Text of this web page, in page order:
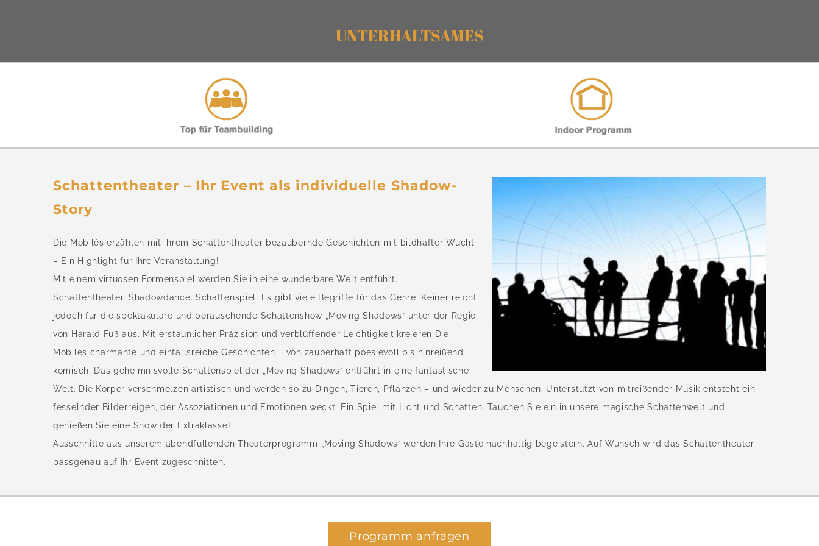
UNTERHALTSAMES
Schattentheater – Ihr Event als individuelle Shadow-
Story
Die Mobilés erzählen mit ihrem Schattentheater bezaubernde Geschichten mit bildhafter Wucht
– Ein Highlight für Ihre Veranstaltung!
Mit einem virtuosen Formenspiel werden Sie in eine wunderbare Welt entführt.
Schattentheater. Shadowdance. Schattenspiel. Es gibt viele Begriffe für das Genre. Keiner reicht
jedoch für die spektakuläre und berauschende Schattenshow „Moving Shadows“ unter der Regie
von Harald Fuß aus. Mit erstaunlicher Präzision und verblüffender Leichtigkeit kreieren Die
Mobilés charmante und einfallsreiche Geschichten – von zauberhaft poesievoll bis hinreißend
komisch. Das geheimnisvolle Schattenspiel der „Moving Shadows“ entführt in eine fantastische
Welt. Die Körper verschmelzen artistisch und werden so zu Dingen, Tieren, Pflanzen – und wieder zu Menschen. Unterstützt von mitreißender Musik entsteht ein
fesselnder Bilderreigen, der Assoziationen und Emotionen weckt. Ein Spiel mit Licht und Schatten. Tauchen Sie ein in unsere magische Schattenwelt und
genießen Sie eine Show der Extraklasse!
Ausschnitte aus unserem abendfüllenden Theaterprogramm „Moving Shadows“ werden Ihre Gäste nachhaltig begeistern. Auf Wunsch wird das Schattentheater
passgenau auf Ihr Event zugeschnitten.
Programm anfragen